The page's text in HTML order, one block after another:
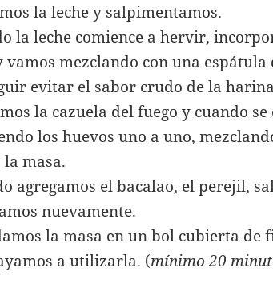
la leche y salpimentamos.
la leche comience a hervir,
vamos mezclando con una
evitar el sabor crudo de la
la cazuela del fuego y cuando
los huevos uno a uno,
masa.
agregamos el bacalao, el perejil,
nuevamente.
la masa en un bol cubierta de
a utilizarla. (mínimo 20